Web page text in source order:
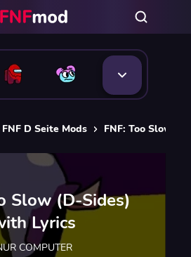
FNF D Seite Mods FNF: Too Slow
Slow (D-Sides)
Lyrics
COMPUTER